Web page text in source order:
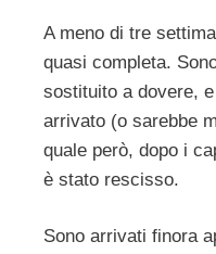
A meno di tre
quasi completa.
sostituito a dovere, e
arrivato (o sarebbe
quale però, dopo i
è stato rescisso.
Sono arrivati finora